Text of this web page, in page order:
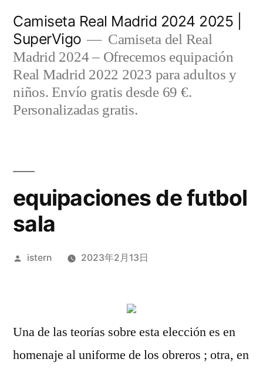
contenido
Camiseta Real Madrid 2024 2025 |
SuperVigo
Camiseta del Real
Madrid 2024 – Ofrecemos equipación
Real Madrid 2022 2023 para adultos y
niños. Envío gratis desde 69 €.
Personalizadas gratis.
equipaciones de futbol
sala
Publicado
istern 2023年2月13日
Una de las teorías sobre esta elección es en
homenaje al uniforme de los obreros ; otra, en